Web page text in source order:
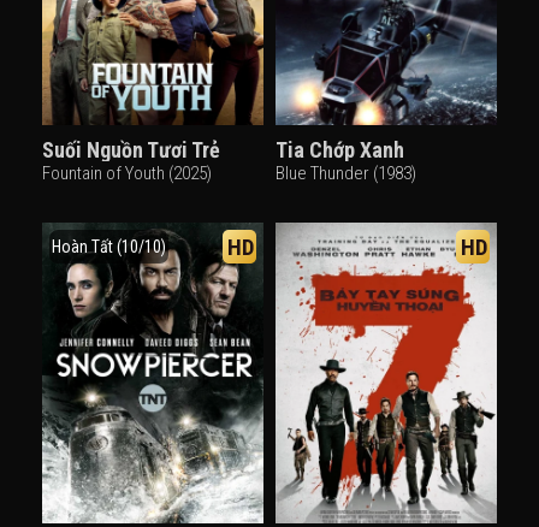
Suối Nguồn Tươi Trẻ
Fountain of Youth (2025)
Tia Chớp Xanh
Blue Thunder (1983)
Hoàn Tất (10/10) HD HD